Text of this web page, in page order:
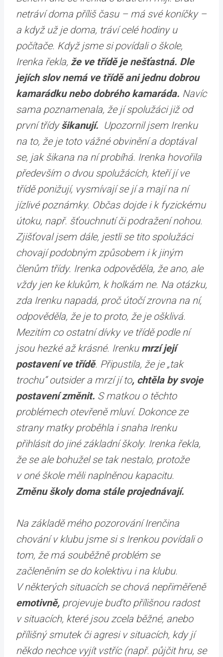
netráví doma příliš času – má své koníčky –
a když už je doma, tráví celé hodiny u
počítače. Když jsme si povídali o škole,
Irenka řekla, že ve třídě je nešťastná. Dle
jejích slov nemá ve třídě ani jednu dobrou
kamarádku nebo dobrého kamaráda. Navíc
sama poznamenala, že jí spolužáci již od
první třídyšikanují. Upozornil jsem Irenku
na to, že je toto vážné obvinění a doptával
se, jak šikana na ní probíhá. Irenka hovořila
především o dvou spolužácích, kteří jí ve
třídě ponižují, vysmívají se jí a mají na ní
jízlivé poznámky. Občas dojde i k fyzickému
útoku, např. šťouchnutí či podražení nohou.
Zjišťoval jsem dále, jestli se tito spolužáci
chovají podobným způsobem i k jiným
členům třídy. Irenka odpověděla, že ano, ale
vždy jen ke klukům, k holkám ne. Na otázku,
zda Irenku napadá, proč útočí zrovna na ní,
odpověděla, že je to proto, že je ošklivá.
Mezitím co ostatní dívky ve třídě podle ní
jsou hezké až krásné. Irenku mrzí její
postavení ve třídě. Připustila, že je „tak
trochu“ outsider a mrzí jí to, chtěla by svoje
postavení změnit. S matkou o těchto
problémech otevřeně mluví. Dokonce ze
strany matky proběhla i snaha Irenku
přihlásit do jiné základní školy. Irenka řekla,
že se ale bohužel se tak nestalo, protože
v oné škole měli naplněnou kapacitu.
Změnu školy doma stále projednávají.
Na základě mého pozorování Irenčina
chování v klubu jsme si s Irenkou povídali o
tom, že má souběžně problém se
začleněním se do kolektivu i na klubu.
V některých situacích se chová nepřiměřeně
emotivně, projevuje buďto přílišnou radost
v situacích, které jsou zcela běžné, anebo
přílišný smutek či agresi v situacích, kdy jí
někdo nechce vyjít vstříc (např. půjčit hru, se